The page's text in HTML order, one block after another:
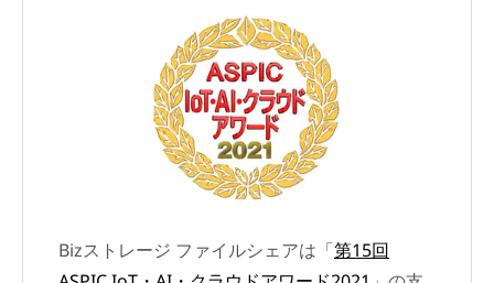
Bizストレージ ファイルシェアは「第15回